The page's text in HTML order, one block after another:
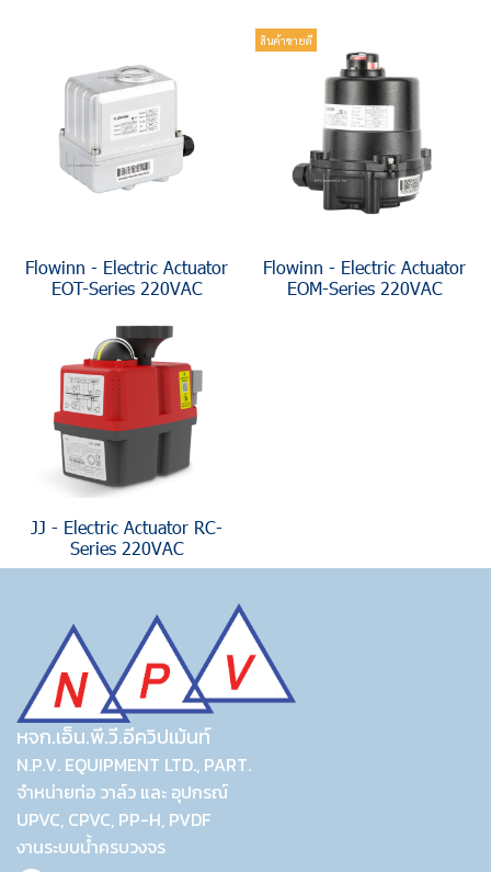
Flowinn - Electric Actuator
EOT-Series 220VAC
สินค้าขายดี
Flowinn - Electric Actuator
EOM-Series 220VAC
JJ - Electric Actuator RC-
Series 220VAC
หจก.เอ็น.พี.วี.อีควิปเม้นท์
N.P.V. EQUIPMENT LTD., PART.
จำหน่ายท่อ วาล์ว และ อุปกรณ์
UPVC, CPVC, PP-H, PVDF
งานระบบน้ำครบวงจร